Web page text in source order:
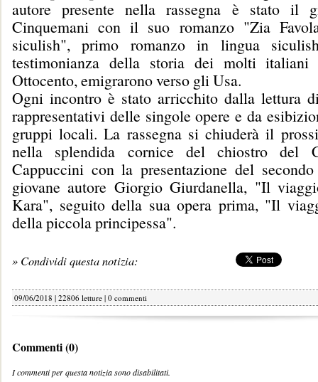
autore presente nella rassegna è stato il
Cinquemani con il suo romanzo "Zia
siculish", primo romanzo in lingua
testimonianza della storia dei molti
Ottocento, emigrarono verso gli Usa.
Ogni incontro è stato arricchito dalla lettura
rappresentativi delle singole opere e da
gruppi locali. La rassegna si chiuderà il
nella splendida cornice del chiostro del
Cappuccini con la presentazione del
giovane autore Giorgio Giurdanella, "Il
Kara", seguito della sua opera prima, "Il
della piccola principessa".
» Condividi questa notizia:
09/06/2018 | 22806 letture | 0 commenti
Commenti (0)
I commenti per questa notizia sono disabilitati.